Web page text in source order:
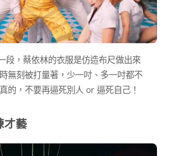
段，蔡依林的衣服是仿造布尺做出來
無刻被打量著，少一吋、多一吋都不
的，不要再逼死別人 or 逼死自己！
才藝